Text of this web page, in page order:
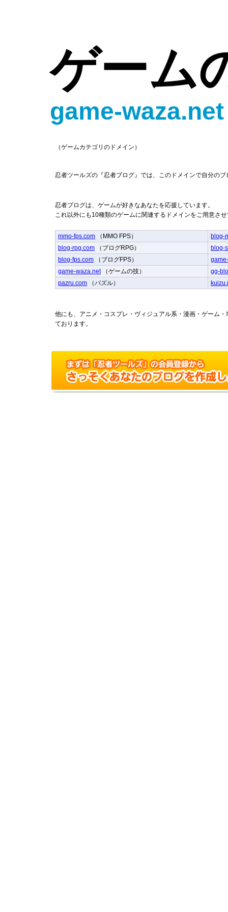
ゲーム
game-waza.net
（ゲームカテゴリのドメイン）
忍者ツールズの『忍者ブログ』では、このドメインで自分の
忍者ブログは、ゲームが好きなあなたを応援しています。
これ以外にも10種類のゲームに関連するドメインをご用意さ
mmo-fps.com （MMO FPS）
blog-
blog-rpg.com （ブログRPG）
blog-
blog-fps.com （ブログFPS）
game-waza.net（ゲームの技）
gg-
pazru.com （パズル）
他にも、アニメ・コスプレ・ヴィジュアル系・漫画・ゲーム
ております。